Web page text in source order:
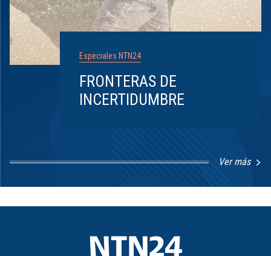
Especiales NTN24
FRONTERAS DE
INCERTIDUMBRE
Ver más
1
8